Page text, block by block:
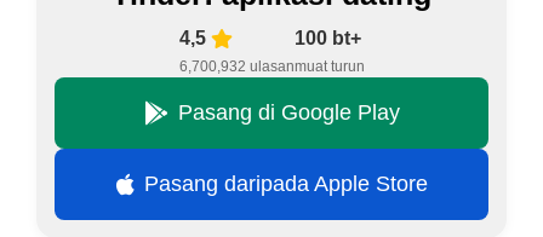
4,5
6,700,932 ulasan
100 bt+
muat turun
Pasang di Google Play
Pasang daripada Apple Store